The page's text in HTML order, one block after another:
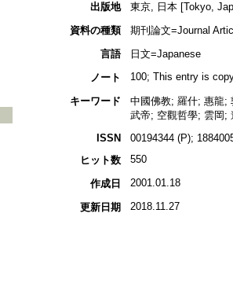
出版地
東京, 日本 [Tokyo,
資料の種類
期刊論文=Journal
言語
日文=Japanese
ノート
100; This entry is
キーワード
中國佛教; 羅什; 惠龍;
武帝; 空觀哲學; 雲岡;
ISSN
00194344 (P);
ヒット数
550
作成日 2001.01.18
更新日期 2018.11.27